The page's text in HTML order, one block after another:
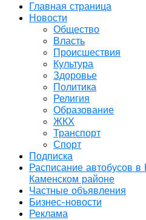
Главная страница
Новости
Общество
Власть
Происшествия
Культура
Здоровье
Политика
Религия
Образование
ЖКХ
Транспорт
Спорт
Подписка
Расписание автобусов
Каменском районе
Частные объявления
Бизнес-новости
Реклама